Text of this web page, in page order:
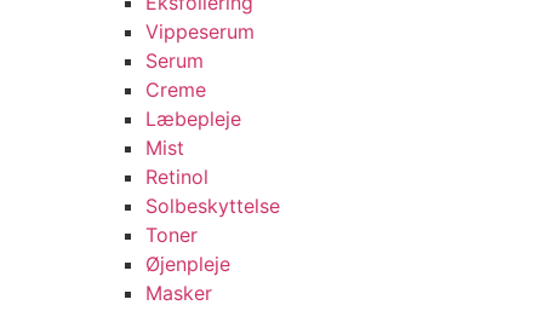
Vippeserum
Serum
Creme
Læbepleje
Mist
Retinol
Solbeskyttelse
Toner
Øjenpleje
Masker